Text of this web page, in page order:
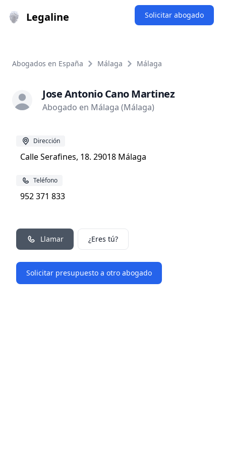
Legaline Solicitar abogado
Abogados en España Málaga Málaga
Jose Antonio Cano Martinez
Abogado en Málaga (Málaga)
Dirección
Calle Serafines, 18. 29018 Málaga
Teléfono
952 371 833
Llamar ¿Eres tú?
Solicitar presupuesto a otro abogado